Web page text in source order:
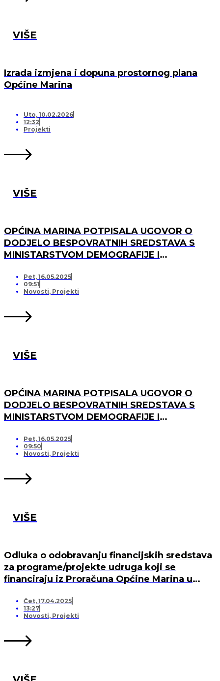
VIŠE
Izrada izmjena i dopuna prostornog plana
Općine Marina
Uto, 10.02.2026
12:32
Projekti
VIŠE
OPĆINA MARINA POTPISALA UGOVOR O
DODJELO BESPOVRATNIH SREDSTAVA S
MINISTARSTVOM DEMOGRAFIJE I
OPREMANJA DJEČJEG IGRALIŠTA U
SVINCIMA
Pet, 16.05.2025
09:51
Novosti, Projekti
VIŠE
OPĆINA MARINA POTPISALA UGOVOR O
DODJELO BESPOVRATNIH SREDSTAVA S
MINISTARSTVOM DEMOGRAFIJE I
OPREMANJA DJEČJEG IGRALIŠTA U DV
MARINA, PO „KRIJESNICA“U POZORCU
Pet, 16.05.2025
09:50
Novosti, Projekti
VIŠE
Odluka o odobravanju financijskih sredstava
za programe/projekte udruga koji se
financiraju iz Proračuna Općine Marina u
Čet, 17.04.2025
13:27
Novosti, Projekti